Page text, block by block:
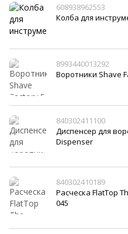
608938962553
Колба для
8993440013292
Воротники Shave
840302411100
Диспенсер для
Dispenser
840302410189
Расческа FlatTop
045